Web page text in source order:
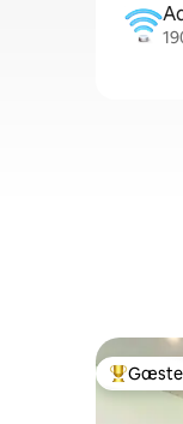
Bedste